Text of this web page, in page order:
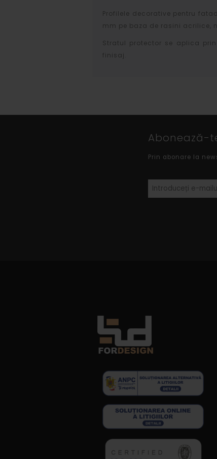
Profilele decorative pentru
mm pe baza de rasini acrilice,
Stratul protector se aplica
finisaj.
Abonează-
Prin abonare la